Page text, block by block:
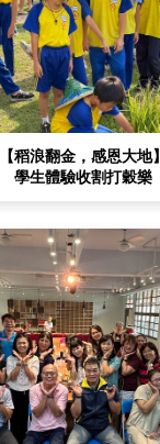
【稻浪翻金，感恩大地】
學生體驗收割打穀樂